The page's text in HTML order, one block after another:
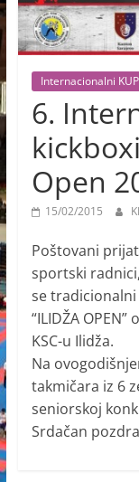
Internacionalni KUP
6.
Open
15/02/2015
Poštovani
sportski
se
“ILIDŽA
KSC-u Ilidža.
Na
takmičara iz 6
seniorskoj
Srdačan